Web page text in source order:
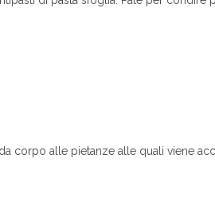
corpo alle pietanze alle quali viene